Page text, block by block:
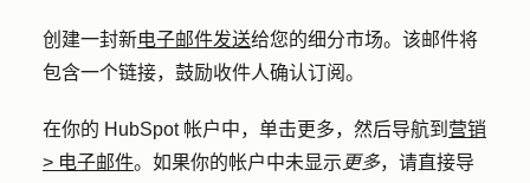
创建一封新电子邮件发送给您的细分市场。该邮件将
包含一个链接，鼓励收件人确认订阅。
在你的 HubSpot 帐户中，单击更多，然后导航到 营销
> 电子邮件。如果你的帐户中未显示 更多，请直接导